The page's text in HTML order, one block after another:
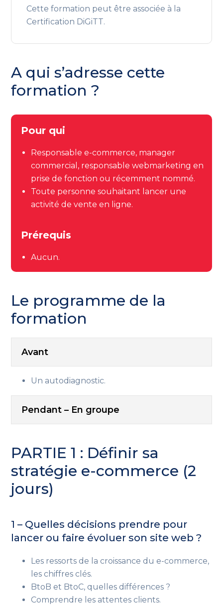
Cette formation peut être associée à la
Certification DiGiTT.
A qui s’adresse cette
formation ?
Pour qui
Responsable e-commerce, manager
commercial, responsable webmarketing en
prise de fonction ou récemment nommé.
Toute personne souhaitant lancer une
activité de vente en ligne.
Prérequis
Aucun.
Le programme de la
formation
Avant
Un autodiagnostic.
Pendant – En groupe
PARTIE 1 : Définir sa
stratégie e-commerce (2
jours)
1 – Quelles décisions prendre pour
lancer ou faire évoluer son site web ?
Les ressorts de la croissance du e-commerce,
les chiffres clés.
BtoB et BtoC, quelles différences ?
Comprendre les attentes clients.